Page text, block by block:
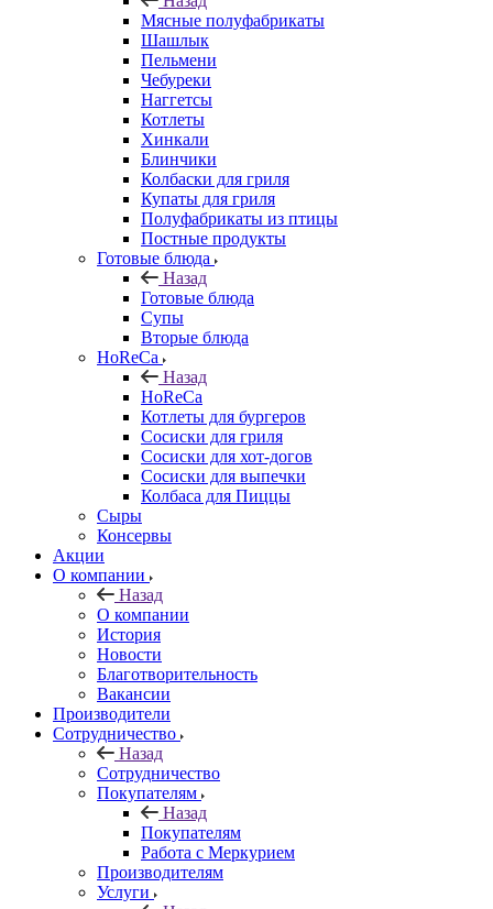
Мясные полуфабрикаты
Шашлык
Пельмени
Чебуреки
Наггетсы
Котлеты
Хинкали
Блинчики
Колбаски для гриля
Купаты для гриля
Полуфабрикаты из птицы
Постные продукты
Готовые блюда
Назад
Готовые блюда
Супы
Вторые блюда
HoReCa
Назад
HoReCa
Котлеты для бургеров
Сосиски для гриля
Сосиски для хот-догов
Сосиски для выпечки
Колбаса для Пиццы
Сыры
Консервы
Акции
О компании
Назад
О компании
История
Новости
Благотворительность
Вакансии
Производители
Сотрудничество
Назад
Сотрудничество
Покупателям
Назад
Покупателям
Работа с Меркурием
Производителям
Услуги